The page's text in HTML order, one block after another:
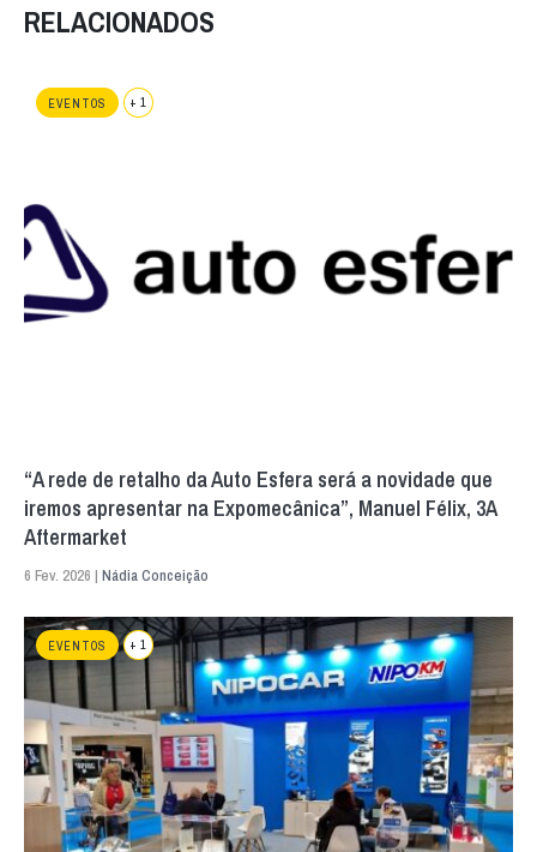
RELACIONADOS
EVENTOS + 1
“A rede de retalho da Auto Esfera será a novidade que
iremos apresentar na Expomecânica”, Manuel Félix, 3A
Aftermarket
6 Fev. 2026 | Nádia Conceição
EVENTOS + 1